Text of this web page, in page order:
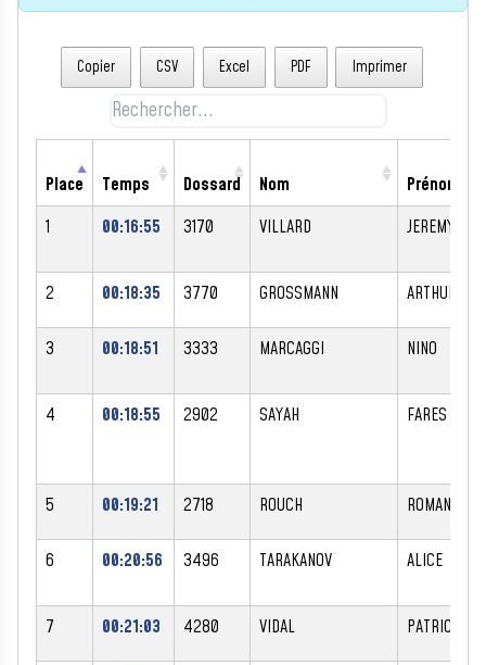
Copier CSV Excel PDF Imprimer
Place Temps Dossard Nom
Prénom
1
00:16:55 3170 VILLARD JEREMY
2 00:18:35 3770 GROSSMANN ARTHUR
3 00:18:51 3333 MARCAGGI NINO
4 00:18:55 2902 SAYAH FARES
5 00:19:21 2718 ROUCH ROMAN
6 00:20:56 3496 TARAKANOV ALICE
7 00:21:03 4280 VIDAL PATRICK